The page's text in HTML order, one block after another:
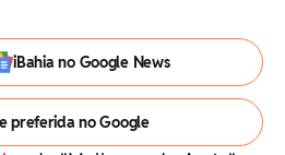
iBahia no Google News
preferida no Google